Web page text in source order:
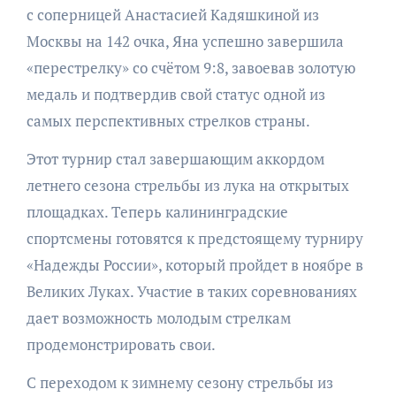
с соперницей Анастасией Кадяшкиной из
Москвы на 142 очка, Яна успешно завершила
«перестрелку» со счётом 9:8, завоевав золотую
медаль и подтвердив свой статус одной из
самых перспективных стрелков страны.
Этот турнир стал завершающим аккордом
летнего сезона стрельбы из лука на открытых
площадках. Теперь калининградские
спортсмены готовятся к предстоящему турниру
«Надежды России», который пройдет в ноябре в
Великих Луках. Участие в таких соревнованиях
дает возможность молодым стрелкам
продемонстрировать свои.
С переходом к зимнему сезону стрельбы из